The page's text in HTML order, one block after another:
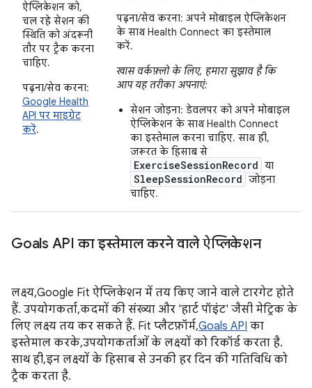
ऐप्लिकेशन को,
चल रहे सेशन की
स्थिति को अंदरूनी
तौर पर ट्रैक करना
चाहिए.
पढ़ना/सेव करना:
Google Health
API पर माइग्रेट
करें.
पढ़ना/सेव करना: अपने मोबाइल ऐप्लिकेशन
के साथ Health Connect का इस्तेमाल
करें.
खास वर्कफ़्लो के लिए, हमारा सुझाव है कि
आप यह तरीका अपनाएं:
सेशन जोड़ना: डेवलपर को अपने मोबाइल
ऐप्लिकेशन के साथ Health Connect
का इस्तेमाल करना चाहिए. साथ ही,
ज़रूरत के हिसाब से
ExerciseSessionRecord या
SleepSessionRecord जोड़ना
चाहिए.
Goals API का इस्तेमाल करने वाले ऐप्लिकेशन
लक्ष्य, Google Fit ऐप्लिकेशन में तय किए जाने वाले टारगेट होते
हैं. उपयोगकर्ता, कदमों की संख्या और 'हार्ट पॉइंट' जैसी मेट्रिक के
लिए लक्ष्य तय कर सकते हैं. Fit प्लैटफ़ॉर्म,Goals API का
इस्तेमाल करके, उपयोगकर्ताओं के लक्ष्यों को रिकॉर्ड करता है.
साथ ही, इन लक्ष्यों के हिसाब से उनकी हर दिन की गतिविधि को
ट्रैक करता है.